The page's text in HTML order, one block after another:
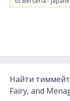
Найти
Fairy, and